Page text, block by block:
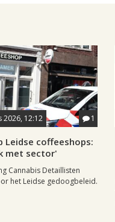
2026, 12:12 1
Leidse coffeeshops:
met sector'
Cannabis Detaillisten
het Leidse gedoogbeleid.